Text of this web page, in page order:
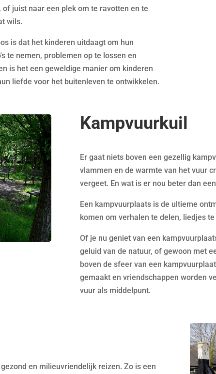
juist naar een plek om te ravotten en te
wils.
is dat het kinderen uitdaagt om hun
te nemen, problemen op te lossen en
is het een geweldige manier om kinderen
liefde voor het buitenleven te ontwikkelen.
Kampvuurkuil
Er gaat niets boven een gezellig
vlammen en de warmte van het vuur
vergeet. En wat is er nou beter dan
Een kampvuurplaats is de ultieme
komen om verhalen te delen, liedjes
Of je nu geniet van een
geluid van de natuur, of gewoon met
boven de sfeer van een
gemaakt en vriendschappen worden
vuur als middelpunt.
en milieuvriendelijk reizen. Zo is een